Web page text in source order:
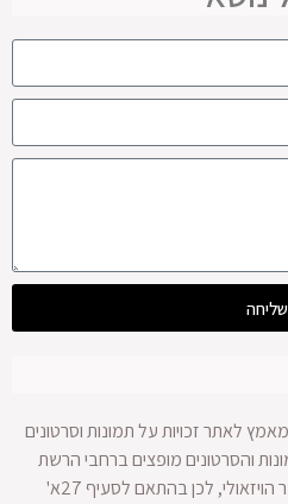
שליחה
לאתר זכויות על תמונות וסרטונים
והסרטונים מופצים ברחבי הרשת
ולא מתאפשרת הגעה למקור החומר הויזאולי, לכן בהתאם לסעיף 27א'